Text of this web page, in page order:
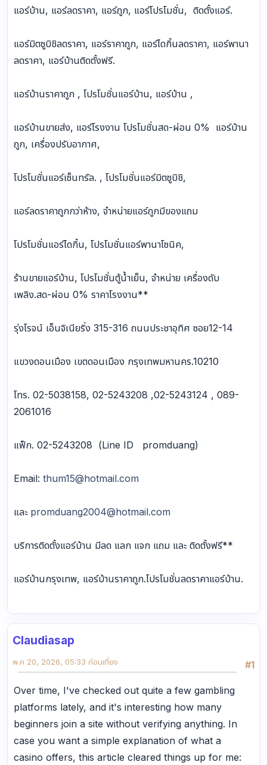
แอร์บ้าน, แอร์ลดราคา, แอร์ถูก, แอร์โปรโมชั่น, ติดตั้งแอร์.
แอร์มิตซูบิชิลดราคา, แอร์ราคาถูก, แอร์ไดกิ้นลดราคา, แอร์พานา
ลดราคา, แอร์บ้านติดตั้งฟรี.
แอร์บ้านราคาถูก , โปรโมชั่นแอร์บ้าน, แอร์บ้าน ,
แอร์บ้านขายส่ง, แอร์โรงงาน โปรโมชั่นสด-ผ่อน 0% แอร์บ้าน
ถูก, เครื่องปรับอากาศ,
โปรโมชั่นแอร์เซ็นทรัล. , โปรโมชั่นแอร์มิตซูบิชิ,
แอร์ลดราคาถูกกว่าห้าง, จำหน่ายแอร์ถูกมีของแถม
โปรโมชั่นแอร์ไดกิ้น, โปรโมชั่นแอร์พานาโซนิค,
ร้านขายแอร์บ้าน, โปรโมชั่นตู้น้ำเย็น, จำหน่าย เครื่องดับ
เพลิง.สด-ผ่อน 0% ราคาโรงงาน**
รุ่งโรจน์ เอ็นจิเนียริ่ง 315-316 ถนนประชาอุทิศ ซอย12-14
แขวงดอนเมือง เขตดอนเมือง กรุงเทพมหานคร.10210
โทร. 02-5038158, 02-5243208 ,02-5243124 , 089-
2061016
แฟ็ก. 02-5243208 (Line ID promduang)
Email: thum15@hotmail.com
และ promduang2004@hotmail.com
บริการติดตั้งแอร์บ้าน มีลด แลก แจก แถม และ ติดตั้งฟรี**
แอร์บ้านกรุงเทพ, แอร์บ้านราคาถูก.โปรโมชั่นลดราคาแอร์บ้าน.
Claudiasap
#1
พ.ค 20, 2026, 05:33 ก่อนเที่ยง
Over time, I've checked out quite a few gambling
platforms lately, and it's interesting how many
beginners join a site without verifying anything. In
case you want a simple explanation of what a
casino offers, this article cleared things up for me: